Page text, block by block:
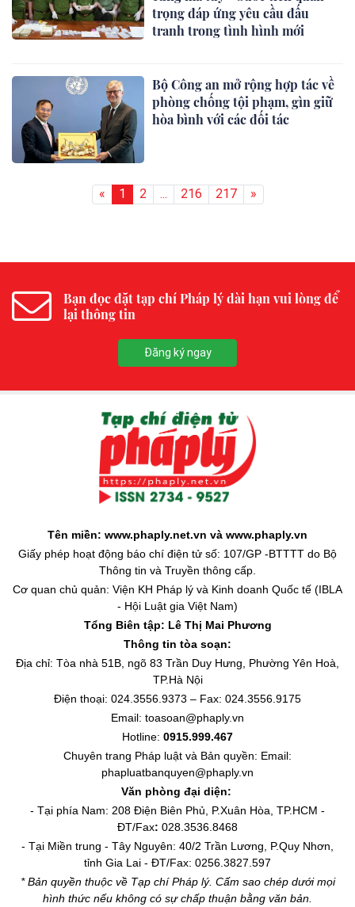
trọng đáp ứng yêu cầu đấu
tranh trong tình hình mới
Bộ Công an mở rộng hợp tác về
phòng chống tội phạm, gìn giữ
hòa bình với các đối tác
« 1 2 ... 216 217 »
Bạn đọc đặt tạp chí Pháp lý dài hạn vui lòng để
lại thông tin
Đăng ký ngay
Tên miền: www.phaply.net.vn và www.phaply.vn
Giấy phép hoạt động báo chí điện tử số: 107/GP -BTTTT do Bộ
Thông tin và Truyền thông cấp.
Cơ quan chủ quản: Viện KH Pháp lý và Kinh doanh Quốc tế (IBLA
- Hội Luật gia Việt Nam)
Tổng Biên tập: Lê Thị Mai Phương
Thông tin tòa soạn:
Địa chỉ: Tòa nhà 51B, ngõ 83 Trần Duy Hưng, Phường Yên Hoà,
TP.Hà Nội
Điện thoại: 024.3556.9373 – Fax: 024.3556.9175
Email: toasoan@phaply.vn
Hotline: 0915.999.467
Chuyên trang Pháp luật và Bản quyền: Email:
phapluatbanquyen@phaply.vn
Văn phòng đại diện:
- Tại phía Nam: 208 Điện Biên Phủ, P.Xuân Hòa, TP.HCM -
ĐT/Fax: 028.3536.8468
- Tại Miền trung - Tây Nguyên: 40/2 Trần Lương, P.Quy Nhơn,
tỉnh Gia Lai - ĐT/Fax: 0256.3827.597
* Bản quyền thuộc về Tạp chí Pháp lý. Cấm sao chép dưới mọi
hình thức nếu không có sự chấp thuận bằng văn bản.